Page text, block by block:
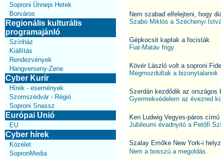
Soproni Ünnepi Hetek
Borváros
Regionális kulturális
programajánló
Színház
Kiállítás
Rendezvények
Hangverseny-Zene
Cyber Kurír
Hírek - események
Szomszédvár - Régió
Soproni Snassz
Európai Unió
EU
Cyber hírek
Közélet
SopronMedia
Nem szabad elfelejteni, hogy
Szabó Miklós a Széchenyi
Gépkocsit kaptak a focisták
Fiat-Matáv frigy
Kövér László volt a soproni
Megmozdultak a bizonytalanok
Szerdán kezdődik az országos
Gyermekvédelem az évezred
Ken Ludwig Vegyes-páros
Jubileumi évadnyitó a Petőfi
Szalay Emőke New York-i
Nem a bosszú a megoldás